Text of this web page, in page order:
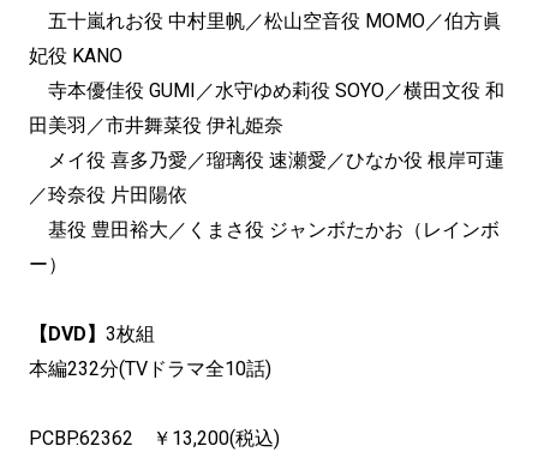
五十嵐れお役 中村里帆／松山空音役 MOMO／伯方眞
妃役 KANO
寺本優佳役 GUMI／水守ゆめ莉役 SOYO／横田文役 和
田美羽／市井舞菜役 伊礼姫奈
メイ役 喜多乃愛／瑠璃役 速瀬愛／ひなか役 根岸可蓮
／玲奈役 片田陽依
基役 豊田裕大／くまさ役 ジャンボたかお（レインボ
ー）
【DVD】 3枚組
本編232分(TVドラマ全10話)
PCBP.62362 ￥13,200(税込)